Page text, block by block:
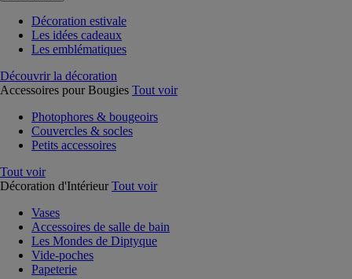
Décoration estivale
Les idées cadeaux
Les emblématiques
Découvrir la décoration
Accessoires pour Bougies Tout voir
Photophores & bougeoirs
Couvercles & socles
Petits accessoires
Tout voir
Décoration d'Intérieur Tout voir
Vases
Accessoires de salle de bain
Les Mondes de Diptyque
Vide-poches
Papeterie